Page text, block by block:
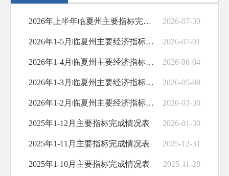
2026年上半年临夏州主要指标完成情况表 2026-07-30
2026年1-5月临夏州主要经济指标完成... 2026-07-01
2026年1-4月临夏州主要经济指标完成... 2026-06-04
2026年1-3月临夏州主要经济指标完成... 2026-05-08
2026年1-2月临夏州主要经济指标完成... 2026-03-30
2025年1-12月主要指标完成情况表 2026-01-30
2025年1-11月主要指标完成情况表 2025-12-31
2025年1-10月主要指标完成情况表 2025-11-28